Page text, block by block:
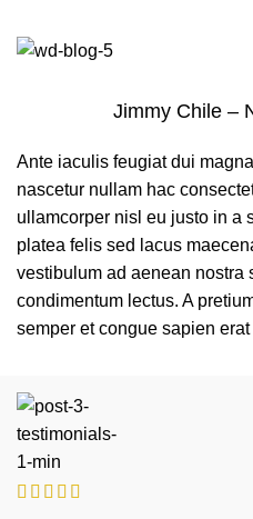
Jimmy Chile –
Ante iaculis feugiat dui
nascetur nullam hac
ullamcorper nisl eu justo in a
platea felis sed lacus
vestibulum ad aenean nostra
condimentum lectus. A
semper et congue sapien